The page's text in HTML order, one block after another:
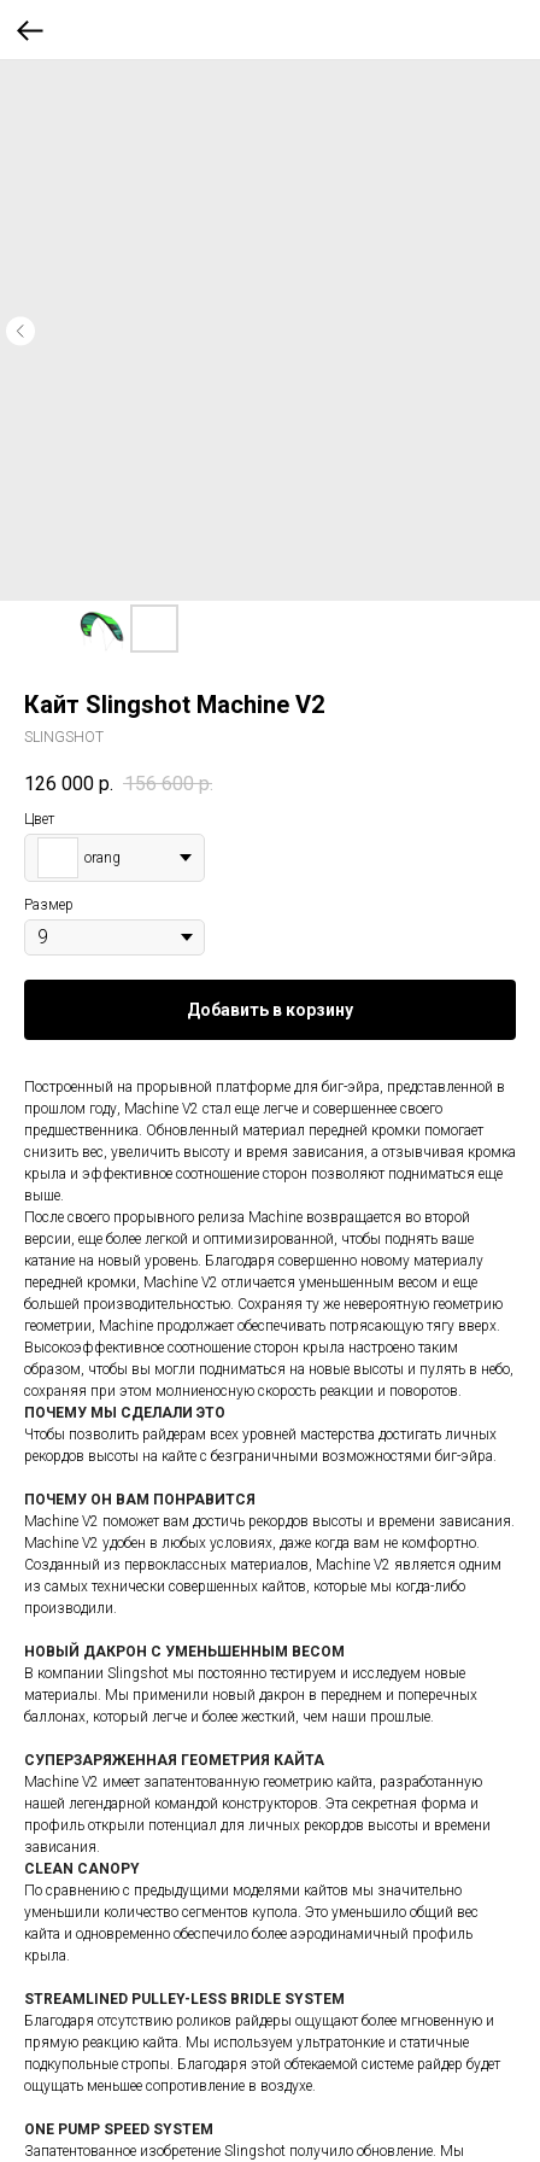
Кайт Slingshot Machine V2
SLINGSHOT
126 000 р. 156 600 р.
Цвет
orang
Размер
Добавить в корзину
Построенный на прорывной платформе для биг-эйра, представленной в
прошлом году, Machine V2 стал еще легче и совершеннее своего
предшественника. Обновленный материал передней кромки помогает
снизить вес, увеличить высоту и время зависания, а отзывчивая кромка
крыла и эффективное соотношение сторон позволяют подниматься еще
выше.
После своего прорывного релиза Machine возвращается во второй
версии, еще более легкой и оптимизированной, чтобы поднять ваше
катание на новый уровень. Благодаря совершенно новому материалу
передней кромки, Machine V2 отличается уменьшенным весом и еще
большей производительностью. Сохраняя ту же невероятную геометрию
геометрии, Machine продолжает обеспечивать потрясающую тягу вверх.
Высокоэффективное соотношение сторон крыла настроено таким
образом, чтобы вы могли подниматься на новые высоты и пулять в небо,
сохраняя при этом молниеносную скорость реакции и поворотов.
ПОЧЕМУ МЫ СДЕЛАЛИ ЭТО
Чтобы позволить райдерам всех уровней мастерства достигать личных
рекордов высоты на кайте с безграничными возможностями биг-эйра.
ПОЧЕМУ ОН ВАМ ПОНРАВИТСЯ
Machine V2 поможет вам достичь рекордов высоты и времени зависания.
Machine V2 удобен в любых условиях, даже когда вам не комфортно.
Созданный из первоклассных материалов, Machine V2 является одним
из самых технически совершенных кайтов, которые мы когда-либо
производили.
НОВЫЙ ДАКРОН С УМЕНЬШЕННЫМ ВЕСОМ
В компании Slingshot мы постоянно тестируем и исследуем новые
материалы. Мы применили новый дакрон в переднем и поперечных
баллонах, который легче и более жесткий, чем наши прошлые.
СУПЕРЗАРЯЖЕННАЯ ГЕОМЕТРИЯ КАЙТА
Machine V2 имеет запатентованную геометрию кайта, разработанную
нашей легендарной командой конструкторов. Эта секретная форма и
профиль открыли потенциал для личных рекордов высоты и времени
зависания.
CLEAN CANOPY
По сравнению с предыдущими моделями кайтов мы значительно
уменьшили количество сегментов купола. Это уменьшило общий вес
кайта и одновременно обеспечило более аэродинамичный профиль
крыла.
STREAMLINED PULLEY-LESS BRIDLE SYSTEM
Благодаря отсутствию роликов райдеры ощущают более мгновенную и
прямую реакцию кайта. Мы используем ультратонкие и статичные
подкупольные стропы. Благодаря этой обтекаемой системе райдер будет
ощущать меньшее сопротивление в воздухе.
ONE PUMP SPEED SYSTEM
Запатентованное изобретение Slingshot получило обновление. Мы